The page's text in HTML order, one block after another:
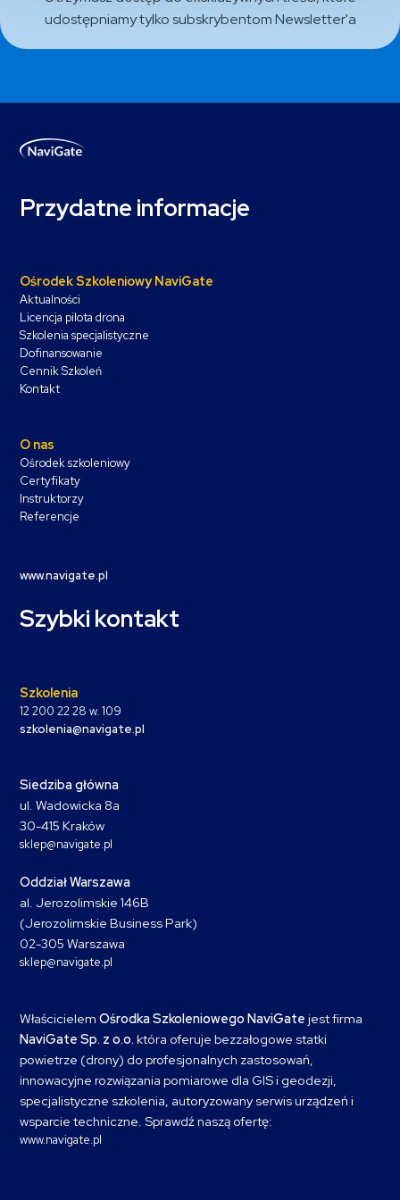
udostępniamy tylko subskrybentom Newsletter'a
Przydatne informacje
Ośrodek Szkoleniowy NaviGate
Aktualności
Licencja pilota drona
Szkolenia specjalistyczne
Dofinansowanie
Cennik Szkoleń
Kontakt
O nas
Ośrodek szkoleniowy
Certyfikaty
Instruktorzy
Referencje
www.navigate.pl
Szybki kontakt
Szkolenia
12 200 22 28 w. 109
szkolenia@navigate.pl
Siedziba główna
ul. Wadowicka 8a
30-415 Kraków
sklep@navigate.pl
Oddział Warszawa
al. Jerozolimskie 146B
(Jerozolimskie Business Park)
02-305 Warszawa
sklep@navigate.pl
Właścicielem Ośrodka Szkoleniowego NaviGate jest firma
NaviGate Sp. z o.o. która oferuje bezzałogowe statki
powietrze (drony) do profesjonalnych zastosowań,
innowacyjne rozwiązania pomiarowe dla GIS i geodezji,
specjalistyczne szkolenia, autoryzowany serwis urządzeń i
wsparcie techniczne. Sprawdź naszą ofertę:
www.navigate.pl